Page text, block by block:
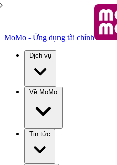
MoMo - Ứng dụng tài chính
Dịch vụ
Về MoMo
Tin tức